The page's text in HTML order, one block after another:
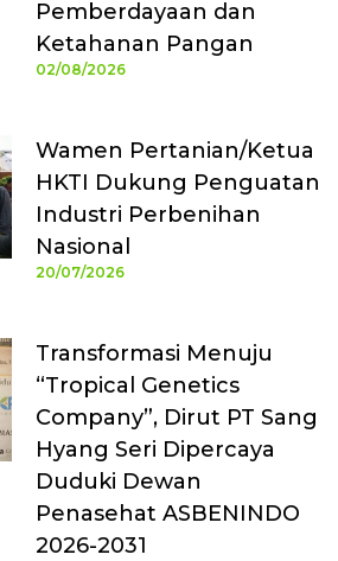
Pemberdayaan dan
Ketahanan Pangan
02/08/2026
Wamen Pertanian/Ketua
HKTI Dukung Penguatan
Industri Perbenihan
Nasional
20/07/2026
Transformasi Menuju
“Tropical Genetics
Company”, Dirut PT Sang
Hyang Seri Dipercaya
Duduki Dewan
Penasehat ASBENINDO
2026-2031